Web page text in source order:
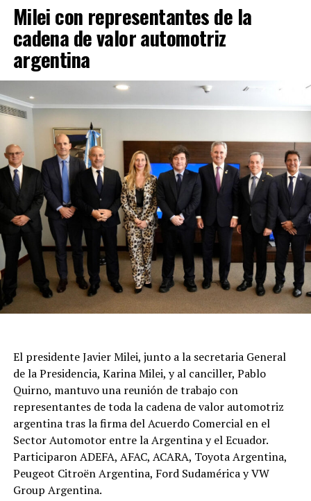
Milei con representantes de la
cadena de valor automotriz
argentina
El presidente Javier Milei, junto a la secretaria General
de la Presidencia, Karina Milei, y al canciller, Pablo
Quirno, mantuvo una reunión de trabajo con
representantes de toda la cadena de valor automotriz
argentina tras la firma del Acuerdo Comercial en el
Sector Automotor entre la Argentina y el Ecuador.
Participaron ADEFA, AFAC, ACARA, Toyota Argentina,
Peugeot Citroën Argentina, Ford Sudamérica y VW
Group Argentina.